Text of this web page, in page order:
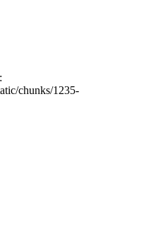
chunks/1235-